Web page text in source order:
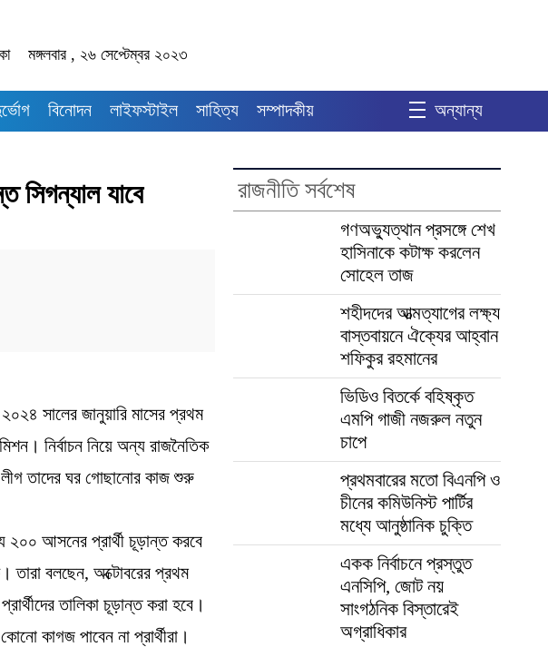
মঙ্গলবার , ২৬ সেপ্টেম্বর ২০২৩
বিনোদন লাইফস্টাইল সাহিত্য সম্পাদকীয় অন্যান্য
সিগন্যাল যাবে
সালের জানুয়ারি মাসের প্রথম
নির্বাচন নিয়ে অন্য রাজনৈতিক
তাদের ঘর গোছানোর কাজ শুরু
২০০ আসনের প্রার্থী চূড়ান্ত করবে
তারা বলছেন, অক্টোবরের প্রথম
তালিকা চূড়ান্ত করা হবে।
কাগজ পাবেন না প্রার্থীরা।
রাজনীতি সর্বশেষ
গণঅভ্যুত্থান প্রসঙ্গে শেখ
হাসিনাকে কটাক্ষ করলেন
সোহেল তাজ
শহীদদের আত্মত্যাগের লক্ষ্য
বাস্তবায়নে ঐক্যের আহ্বান
শফিকুর রহমানের
ভিডিও বিতর্কে বহিষ্কৃত
এমপি গাজী নজরুল নতুন
চাপে
প্রথমবারের মতো বিএনপি ও
চীনের কমিউনিস্ট পার্টির
মধ্যে আনুষ্ঠানিক চুক্তি
একক নির্বাচনে প্রস্তুত
এনসিপি, জোট নয়
সাংগঠনিক বিস্তারেই
অগ্রাধিকার